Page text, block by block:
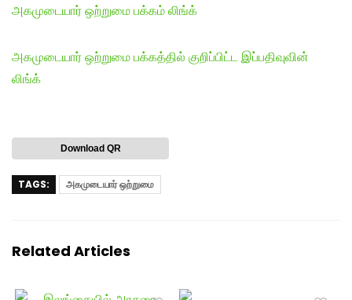
அகமுடையார் ஒற்றுமை பக்கம் லிங்க்
அகமுடையார் ஒற்றுமை பக்கத்தில் குறிப்பிட்ட இப்பதிவுவின்
லிங்க்
Download QR
TAGS: அகமுடையார் ஒற்றுமை
Related Articles